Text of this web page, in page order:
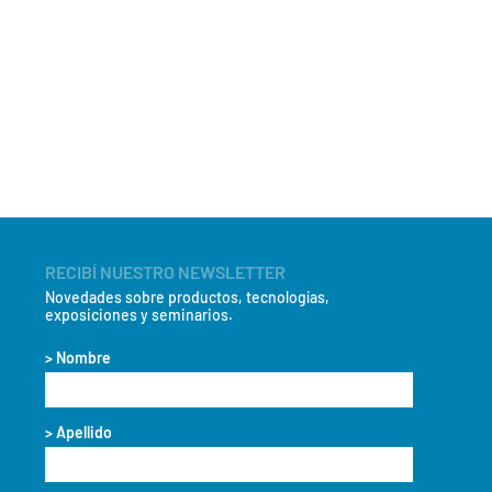
RECIBÍ NUESTRO NEWSLETTER
Novedades sobre productos, tecnologías,
exposiciones y seminarios.
> Nombre
> Apellido